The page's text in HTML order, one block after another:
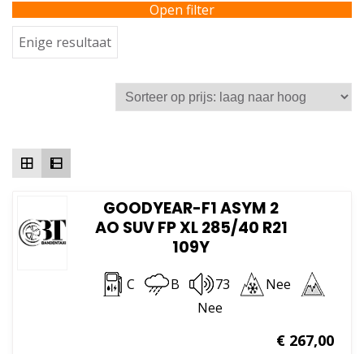
Open filter
Enige resultaat
GOODYEAR-F1 ASYM 2
AO SUV FP XL 285/40 R21
109Y
C B 73
Nee
Nee
€267,00